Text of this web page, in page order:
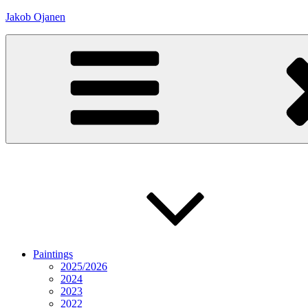
Skip
Jakob Ojanen
Paintings
2025/2026
2024
2023
2022